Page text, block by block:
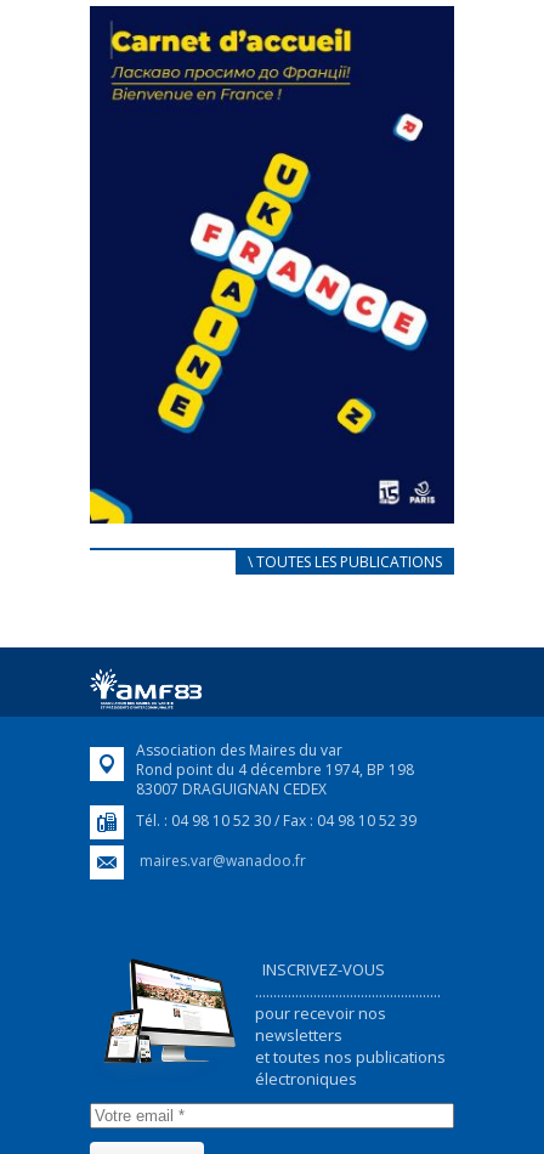
actions
18 septembre 2023
FEUILLETER
CARNET D’ACCUEIL
Afin d’accompagner au mieux les réfugiés
FEUILLETER
\ TOUTES LES PUBLICATIONS
Association des Maires du var
Rond point du 4 décembre 1974, BP 198
83007 DRAGUIGNAN CEDEX
Tél. : 04 98 10 52 30 / Fax : 04 98 10 52 39
maires.var@wanadoo.fr
INSCRIVEZ-VOUS
...................................................
pour recevoir nos
newsletters
et toutes nos publications
électroniques